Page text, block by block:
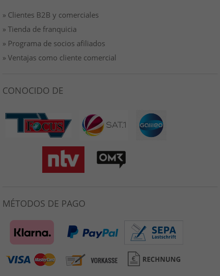
» Clientes B2B y comerciales
» Tienda de franquicia
» Programa de socios afiliados
» Ventajas como cliente comercial
CONOCIDO DE
MÉTODOS DE PAGO